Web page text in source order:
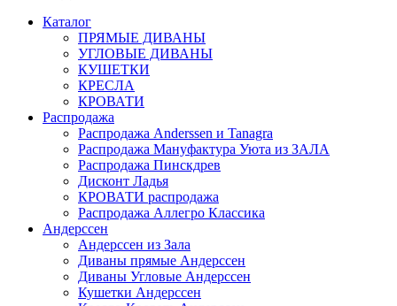
Каталог
ПРЯМЫЕ ДИВАНЫ
УГЛОВЫЕ ДИВАНЫ
КУШЕТКИ
КРЕСЛА
КРОВАТИ
Распродажа
Распродажа Аnderssen и Tanagra
Распродажа Мануфактура Уюта из ЗАЛА
Распродажа Пинскдрев
Дисконт Ладья
КРОВАТИ распродажа
Распродажа Аллегро Классика
Андерссен
Андерсcен из Зала
Диваны прямые Андерссен
Диваны Угловые Андерссен
Кушетки Андерссен